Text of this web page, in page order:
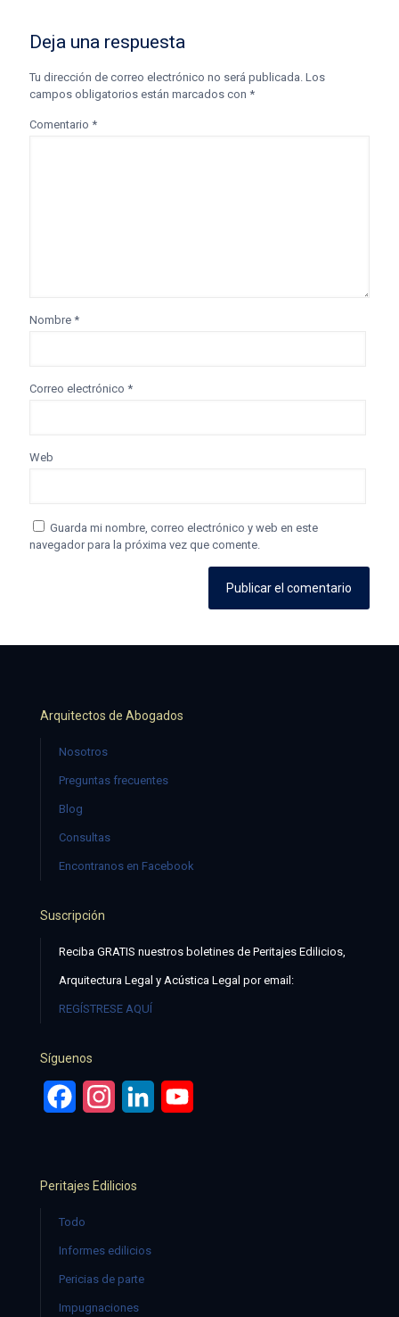
Deja una respuesta
Tu dirección de correo electrónico no será publicada. Los
campos obligatorios están marcados con *
Comentario *
Nombre *
Correo electrónico *
Web
Guarda mi nombre, correo electrónico y web en este
navegador para la próxima vez que comente.
Arquitectos de Abogados
Nosotros
Preguntas frecuentes
Blog
Consultas
Encontranos en Facebook
Suscripción
Reciba GRATIS nuestros boletines de Peritajes Edilicios,
Arquitectura Legal y Acústica Legal por email:
REGÍSTRESE AQUÍ
Síguenos
FacebookInstagramLinkedIn
Peritajes Edilicios
Todo
Informes edilicios
Pericias de parte
Impugnaciones